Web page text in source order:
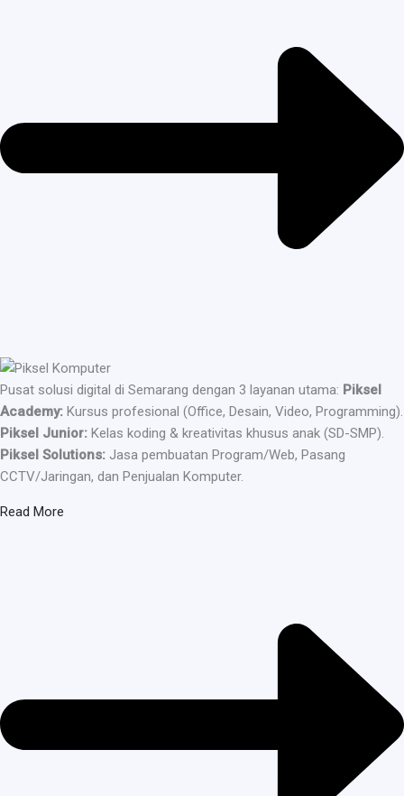
Pusat solusi digital di Semarang dengan 3 layanan utama: Piksel
Academy: Kursus profesional (Office, Desain, Video, Programming).
Piksel Junior: Kelas koding & kreativitas khusus anak (SD-SMP).
Piksel Solutions: Jasa pembuatan Program/Web, Pasang
CCTV/Jaringan, dan Penjualan Komputer.
Read More